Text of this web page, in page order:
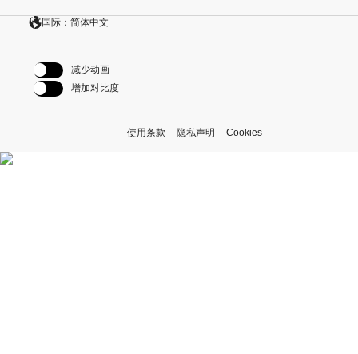
国际：简体中文
减少动画
增加对比度
使用条款 隐私声明 Cookies